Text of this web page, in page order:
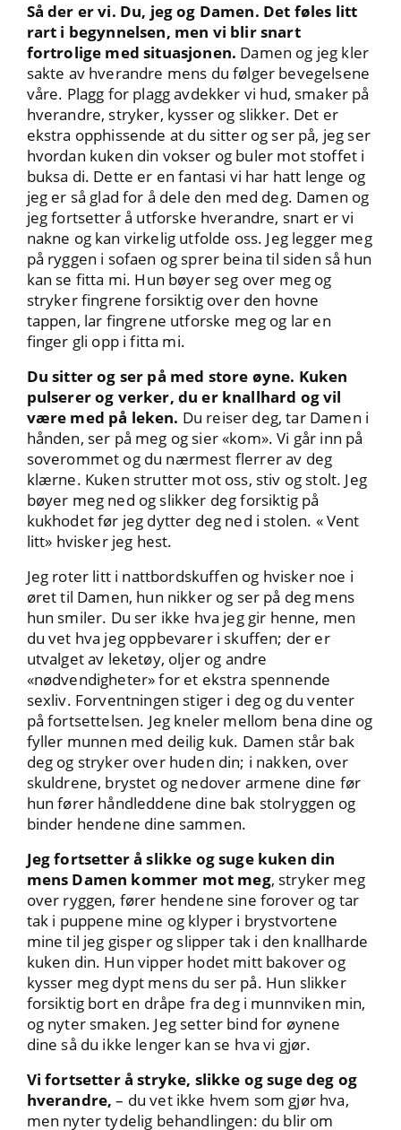
Så der er vi. Du, jeg og Damen. Det føles litt
rart i begynnelsen, men vi blir snart
fortrolige med situasjonen. Damen og jeg kler
sakte av hverandre mens du følger bevegelsene
våre. Plagg for plagg avdekker vi hud, smaker på
hverandre, stryker, kysser og slikker. Det er
ekstra opphissende at du sitter og ser på, jeg ser
hvordan kuken din vokser og buler mot stoffet i
buksa di. Dette er en fantasi vi har hatt lenge og
jeg er så glad for å dele den med deg. Damen og
jeg fortsetter å utforske hverandre, snart er vi
nakne og kan virkelig utfolde oss. Jeg legger meg
på ryggen i sofaen og sprer beina til siden så hun
kan se fitta mi. Hun bøyer seg over meg og
stryker fingrene forsiktig over den hovne
tappen, lar fingrene utforske meg og lar en
finger gli opp i fitta mi.
Du sitter og ser på med store øyne. Kuken
pulserer og verker, du er knallhard og vil
være med på leken. Du reiser deg, tar Damen i
hånden, ser på meg og sier «kom». Vi går inn på
soverommet og du nærmest flerrer av deg
klærne. Kuken strutter mot oss, stiv og stolt. Jeg
bøyer meg ned og slikker deg forsiktig på
kukhodet før jeg dytter deg ned i stolen. « Vent
litt» hvisker jeg hest.
Jeg roter litt i nattbordskuffen og hvisker noe i
øret til Damen, hun nikker og ser på deg mens
hun smiler. Du ser ikke hva jeg gir henne, men
du vet hva jeg oppbevarer i skuffen; der er
utvalget av leketøy, oljer og andre
«nødvendigheter» for et ekstra spennende
sexliv. Forventningen stiger i deg og du venter
på fortsettelsen. Jeg kneler mellom bena dine og
fyller munnen med deilig kuk. Damen står bak
deg og stryker over huden din; i nakken, over
skuldrene, brystet og nedover armene dine før
hun fører håndleddene dine bak stolryggen og
binder hendene dine sammen.
Jeg fortsetter å slikke og suge kuken din
mens Damen kommer mot meg, stryker meg
over ryggen, fører hendene sine forover og tar
tak i puppene mine og klyper i brystvortene
mine til jeg gisper og slipper tak i den knallharde
kuken din. Hun vipper hodet mitt bakover og
kysser meg dypt mens du ser på. Hun slikker
forsiktig bort en dråpe fra deg i munnviken min,
og nyter smaken. Jeg setter bind for øynene
dine så du ikke lenger kan se hva vi gjør.
Vi fortsetter å stryke, slikke og suge deg og
hverandre, – du vet ikke hvem som gjør hva,
men nyter tydelig behandlingen: du blir om